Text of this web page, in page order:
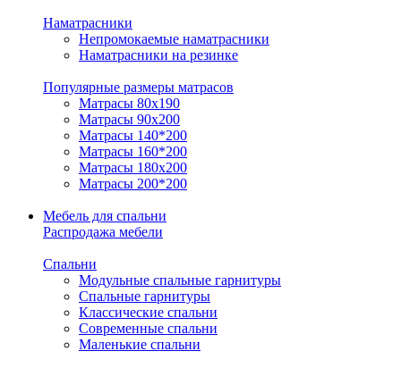
Наматрасники
Непромокаемые наматрасники
Наматрасники на резинке
Популярные размеры матрасов
Матрасы 80x190
Матрасы 90x200
Матрасы 140*200
Матрасы 160*200
Матрасы 180x200
Матрасы 200*200
Мебель для спальни
Распродажа мебели
Спальни
Модульные спальные гарнитуры
Спальные гарнитуры
Классические спальни
Современные спальни
Маленькие спальни